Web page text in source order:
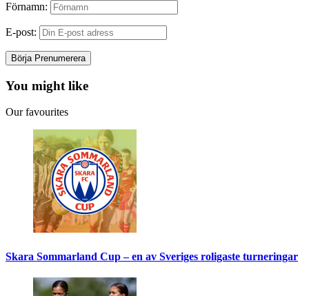
Förnamn:
E-post:
You might like
Our favourites
Skara Sommarland Cup – en av Sveriges roligaste turneringar